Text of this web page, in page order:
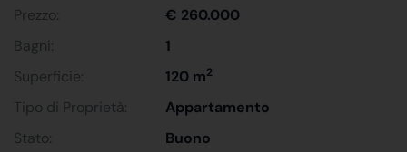
Prezzo:
€ 260.000
Bagni:
1
Superficie:
120 m2
Tipo di Proprietà:
Appartamento
Stato:
Buono